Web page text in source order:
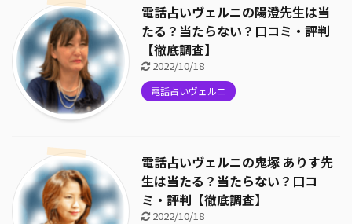
電話占いヴェルニの陽澄先生は当
たる？当たらない？口コミ・評判
【徹底調査】
2022/10/18
電話占いヴェルニ
電話占いヴェルニの鬼塚 ありす先
生は当たる？当たらない？口コ
ミ・評判【徹底調査】
2022/10/18